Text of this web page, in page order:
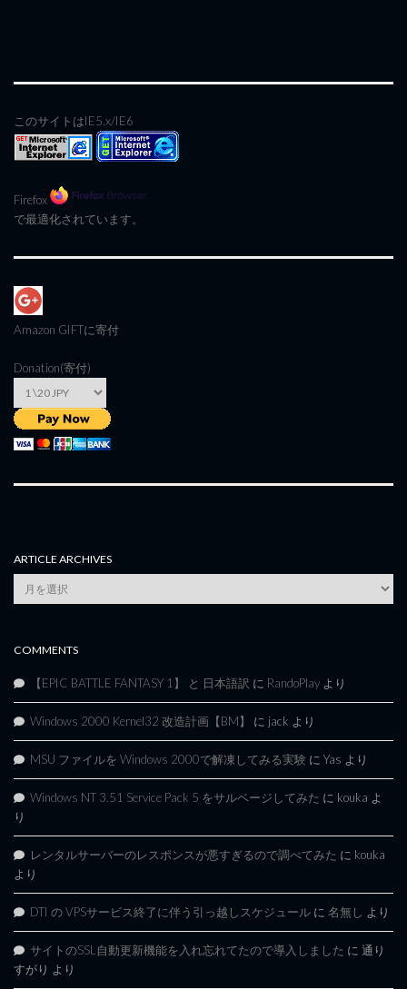
このサイトはIE5.x/IE6
Firefox
で最適化されています。
Amazon GIFTに寄付
Donation(寄付)
ARTICLE ARCHIVES
Article
Archives
COMMENTS
【EPIC BATTLE FANTASY 1】 と 日本語訳 に RandoPlay より
Windows 2000 Kernel32 改造計画【BM】 に jack より
MSU ファイルを Windows 2000で解凍してみる実験 に Yas より
Windows NT 3.51 Service Pack 5 をサルベージしてみた に kouka よ
り
レンタルサーバーのレスポンスが悪すぎるので調べてみた に kouka
より
DTI の VPSサービス終了に伴う引っ越しスケジュール に 名無し より
サイトのSSL自動更新機能を入れ忘れてたので導入しました に 通り
すがり より